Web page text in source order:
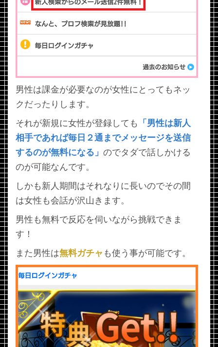
男性は課金が必要なのが女性にとってもネッ
クだったりします。
それが新規に女性が登録しても
「男性は新人
相手であれば毎日２通までメッセージを送信
するのが無料になる」 のでタダで話しかける
のが可能なんです。
しかも新人期間はそれなりに長いのでその間
は女性も会話が沢山きます。
男性も無料で反応を伺いながら挑戦できま
す！
また男性は無料ガチャ も使う事が可能です。